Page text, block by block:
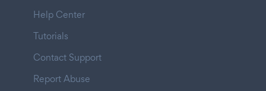
Help Center
Tutorials
Contact Support
Report Abuse